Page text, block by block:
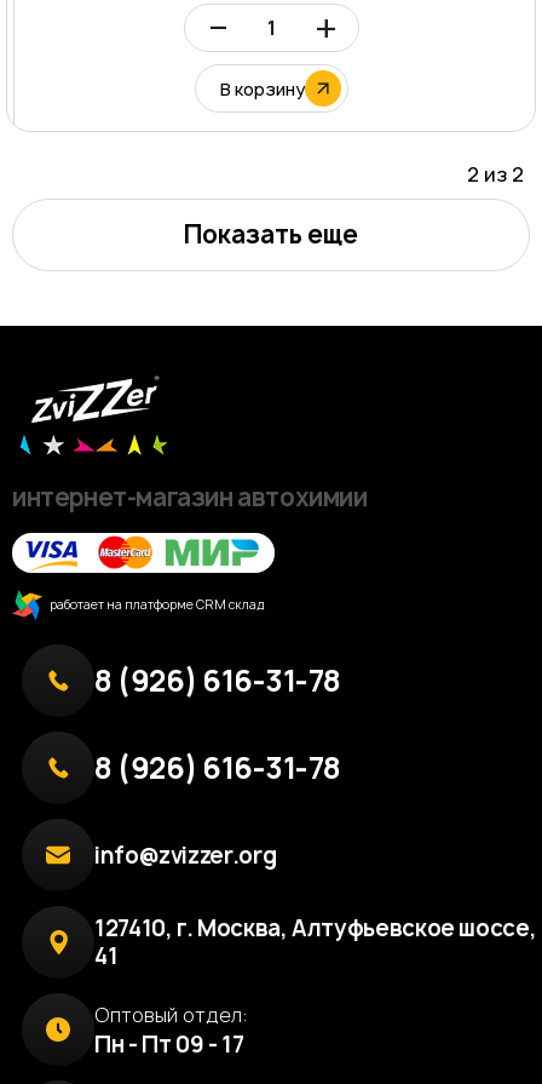
– +
В корзину
2 из 2
Показать еще
интернет-магазин автохимии
работает на платформе CRM склад
8 (926) 616-31-78
8 (926) 616-31-78
info@zvizzer.org
127410, г. Москва, Алтуфьевское шоссе,
41
Оптовый отдел:
Пн - Пт 09 - 17